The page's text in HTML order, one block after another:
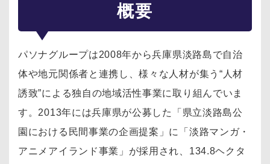
概要
パソナグループは2008年から兵庫県淡路島で自治
体や地元関係者と連携し、様々な人材が集う“人材
誘致”による独自の地域活性事業に取り組んでいま
す。2013年には兵庫県が公募した「県立淡路島公
園における民間事業の企画提案」に「淡路マンガ・
アニメアイランド事業」が採用され、134.8ヘクタ